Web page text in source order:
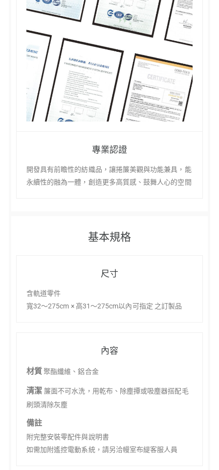
專業認證
開發具有前瞻性的紡織品，讓捲簾美觀與功能兼具，能
永續性的融為一體，創造更多高質感、鼓舞人心的空間
基本規格
尺寸
含軌道零件
寬32～275cm × 高31～275cm以內可指定 之訂製品
內容
材質聚酯纖維、鋁合金
清潔簾面不可水洗，用乾布、除塵撢或吸塵器搭配毛
刷頭清除灰塵
備註
附完整安裝零配件與說明書
如需加附遙控電動系統， 請另洽幔室布緹客服人員